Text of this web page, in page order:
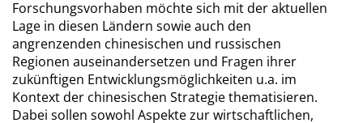
Forschungsvorhaben möchte sich mit der aktuellen
Lage in diesen Ländern sowie auch den
angrenzenden chinesischen und russischen
Regionen auseinandersetzen und Fragen ihrer
zukünftigen Entwicklungsmöglichkeiten u.a. im
Kontext der chinesischen Strategie thematisieren.
Dabei sollen sowohl Aspekte zur wirtschaftlichen,